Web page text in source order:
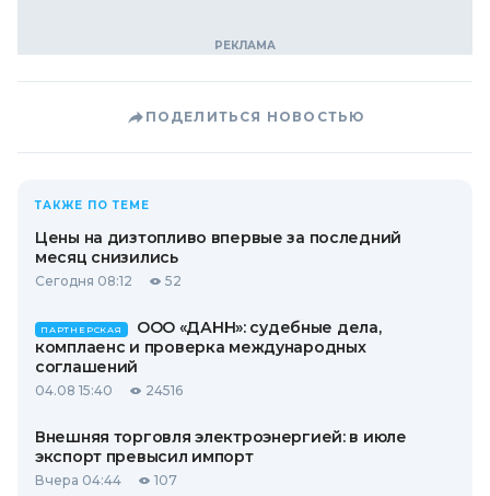
ПОДЕЛИТЬСЯ НОВОСТЬЮ
ТАКЖЕ ПО ТЕМЕ
Цены на дизтопливо впервые за последний
месяц снизились
Сегодня 08:12 52
ПАРТНЕРСКАЯ
ООО «ДАНН»: судебные дела,
комплаенс и проверка международных
соглашений
04.08 15:40 24516
Внешняя торговля электроэнергией: в июле
экспорт превысил импорт
Вчера 04:44 107